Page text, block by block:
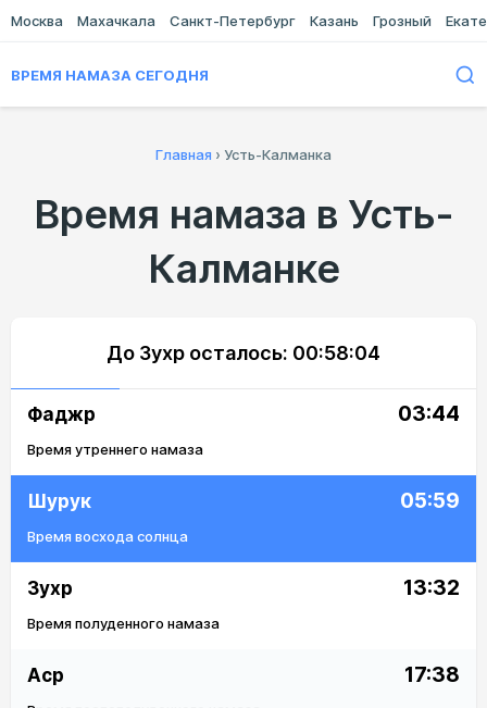
Москва Махачкала Санкт-Петербург Казань Грозный
ВРЕМЯ НАМАЗА СЕГОДНЯ
Главная › Усть-Калманка
Время намаза в Усть-
Калманке
До Зухр осталось: 00:58:04
Фаджр 03:44
Время утреннего намаза
Шурук 05:59
Время восхода солнца
Зухр 13:32
Время полуденного намаза
Аср 17:38